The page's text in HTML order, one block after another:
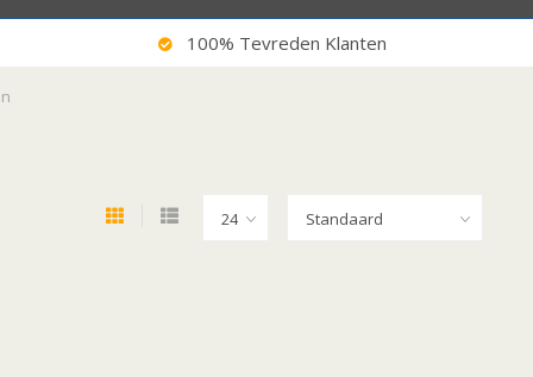
100% Tevreden Klanten